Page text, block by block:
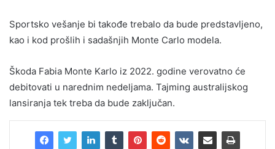
Sportsko vešanje bi takođe trebalo da bude predstavljeno,
kao i kod prošlih i sadašnjih Monte Carlo modela.
Škoda Fabia Monte Karlo iz 2022. godine verovatno će
debitovati u narednim nedeljama. Tajming australijskog
lansiranja tek treba da bude zaključan.